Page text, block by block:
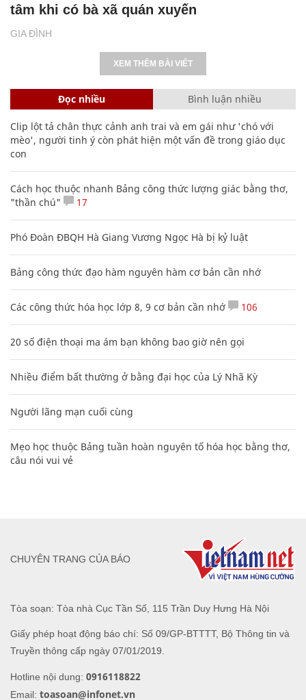
GIA ĐÌNH
tâm khi có bà xã quán xuyến
XEM THÊM BÀI VIẾT
Đọc nhiều Bình luận nhiều
Clip lột tả chân thực cảnh anh trai và em gái như 'chó với
mèo', người tinh ý còn phát hiện một vấn đề trong giáo dục
con
Cách học thuộc nhanh Bảng công thức lượng giác bằng thơ,
"thần chú"
17
Phó Đoàn ĐBQH Hà Giang Vương Ngọc Hà bị kỷ luật
Bảng công thức đạo hàm nguyên hàm cơ bản cần nhớ
Các công thức hóa học lớp 8, 9 cơ bản cần nhớ 106
20 số điện thoại ma ám bạn không bao giờ nên gọi
Nhiều điểm bất thường ở bằng đại học của Lý Nhã Kỳ
Người lãng mạn cuối cùng
Mẹo học thuộc Bảng tuần hoàn nguyên tố hóa học bằng thơ,
câu nói vui vẻ
Tòa soạn: Tòa nhà Cục Tần Số, 115 Trần Duy Hưng Hà Nội
Giấy phép hoạt động báo chí: Số 09/GP-BTTTT, Bộ Thông tin và
Truyền thông cấp ngày 07/01/2019.
Hotline nội dung: 0916118822
Email: toasoan@infonet.vn
CHUYÊN TRANG CỦA BÁO